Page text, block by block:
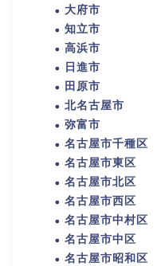
大府市
知立市
高浜市
日進市
田原市
北名古屋市
弥富市
名古屋市千種区
名古屋市東区
名古屋市北区
名古屋市西区
名古屋市中村区
名古屋市中区
名古屋市昭和区